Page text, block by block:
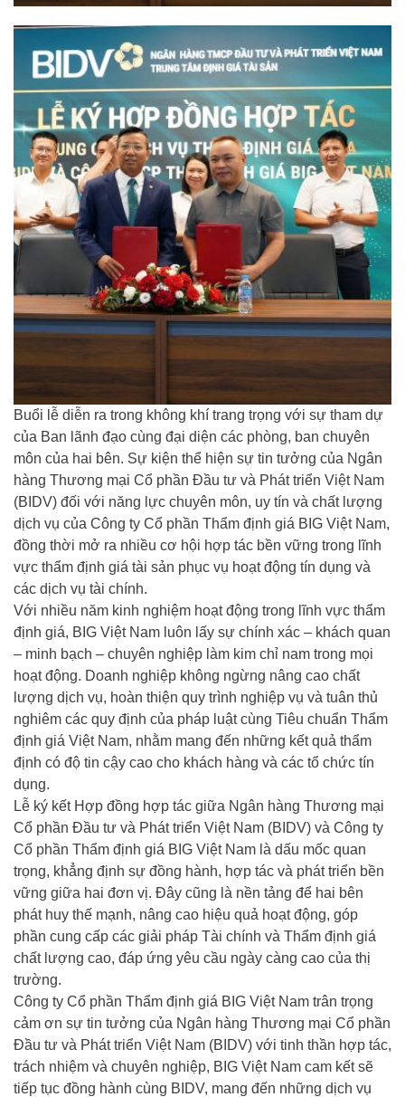
Buổi lễ diễn ra trong không khí trang trọng với sự tham dự
của Ban lãnh đạo cùng đại diện các phòng, ban chuyên
môn của hai bên. Sự kiện thể hiện sự tin tưởng của Ngân
hàng Thương mại Cổ phần Đầu tư và Phát triển Việt Nam
(BIDV) đối với năng lực chuyên môn, uy tín và chất lượng
dịch vụ của Công ty Cổ phần Thẩm định giá BIG Việt Nam,
đồng thời mở ra nhiều cơ hội hợp tác bền vững trong lĩnh
vực thẩm định giá tài sản phục vụ hoạt động tín dụng và
các dịch vụ tài chính.
Với nhiều năm kinh nghiệm hoạt động trong lĩnh vực thẩm
định giá, BIG Việt Nam luôn lấy sự chính xác – khách quan
– minh bạch – chuyên nghiệp làm kim chỉ nam trong mọi
hoạt động. Doanh nghiệp không ngừng nâng cao chất
lượng dịch vụ, hoàn thiện quy trình nghiệp vụ và tuân thủ
nghiêm các quy định của pháp luật cùng Tiêu chuẩn Thẩm
định giá Việt Nam, nhằm mang đến những kết quả thẩm
định có độ tin cậy cao cho khách hàng và các tổ chức tín
dụng.
Lễ ký kết Hợp đồng hợp tác giữa Ngân hàng Thương mại
Cổ phần Đầu tư và Phát triển Việt Nam (BIDV) và Công ty
Cổ phần Thẩm định giá BIG Việt Nam là dấu mốc quan
trọng, khẳng định sự đồng hành, hợp tác và phát triển bền
vững giữa hai đơn vị. Đây cũng là nền tảng để hai bên
phát huy thế mạnh, nâng cao hiệu quả hoạt động, góp
phần cung cấp các giải pháp Tài chính và Thẩm định giá
chất lượng cao, đáp ứng yêu cầu ngày càng cao của thị
trường.
Công ty Cổ phần Thẩm định giá BIG Việt Nam trân trọng
cảm ơn sự tin tưởng của Ngân hàng Thương mại Cổ phần
Đầu tư và Phát triển Việt Nam (BIDV) với tinh thần hợp tác,
trách nhiệm và chuyên nghiệp, BIG Việt Nam cam kết sẽ
tiếp tục đồng hành cùng BIDV, mang đến những dịch vụ